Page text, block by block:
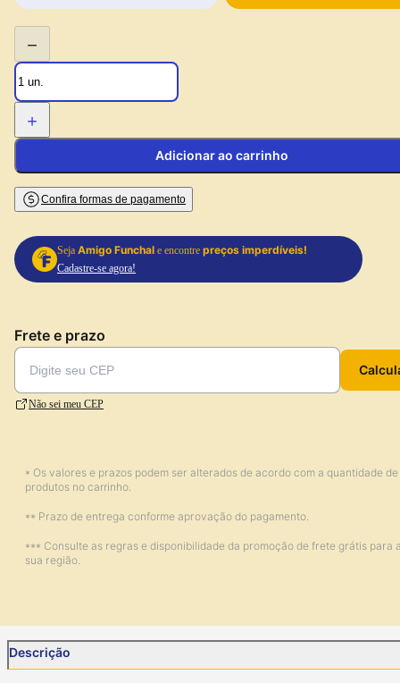
−
+
Adicionar ao carrinho
Confira formas de pagamento
Seja Amigo Funchal e encontre preços imperdíveis!
Cadastre-se agora!
Frete e prazo
Não sei meu CEP
* Os valores e prazos podem ser alterados de acordo com a quantidade de
produtos no carrinho.
** Prazo de entrega conforme aprovação do pagamento.
*** Consulte as regras e disponibilidade da promoção de frete grátis para
sua região.
Descrição